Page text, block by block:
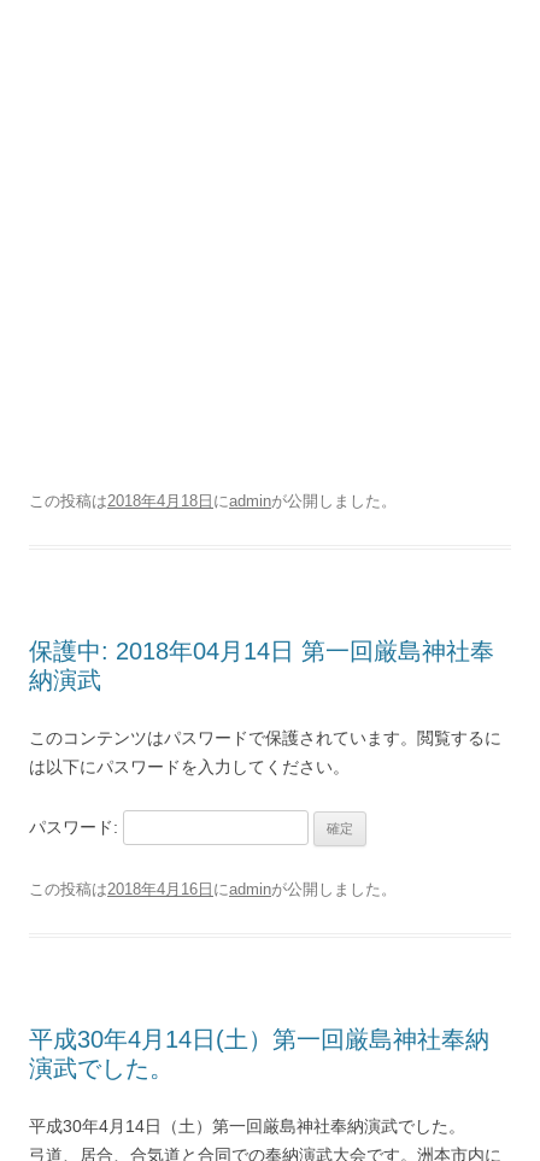
この投稿は2018年4月18日 にadminが公開しました 。
保護中: 2018年04月14日 第一回厳島神社奉
納演武
このコンテンツはパスワードで保護されています。閲覧するに
は以下にパスワードを入力してください。
パスワード:
この投稿は2018年4月16日 にadminが公開しました 。
平成30年4月14日(土）第一回厳島神社奉納
演武でした。
平成30年4月14日（土）第一回厳島神社奉納演武でした。
弓道、居合、合気道と合同での奉納演武大会です。洲本市内に